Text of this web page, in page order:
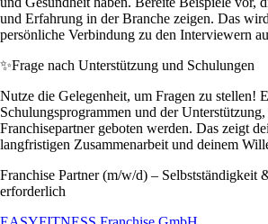
und Erfahrung in der Branche zeigen. Das
persönliche Verbindung zu den Interviewern
✨Frage nach Unterstützung und Schulungen
Nutze die Gelegenheit, um Fragen zu stellen!
Schulungsprogrammen und der
Franchisepartner geboten werden. Das zeigt
langfristigen Zusammenarbeit und deinem
Franchise Partner (m/w/d) – Selbstständigkeit
erforderlich